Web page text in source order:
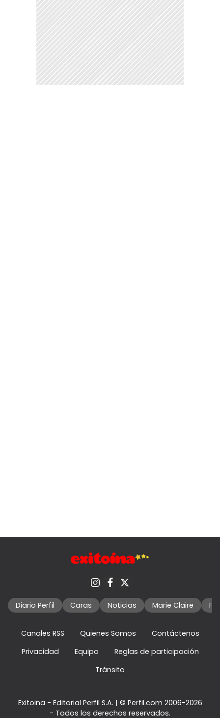
Diario Perfil Caras Noticias Marie Claire
Canales RSS Quienes Somos
Contáctenos
Privacidad
Equipo
Reglas de participación
Tránsito
Exitoina - Editorial Perfil S.A. | © Perfil.com 2006-2026
- Todos los derechos reservados.